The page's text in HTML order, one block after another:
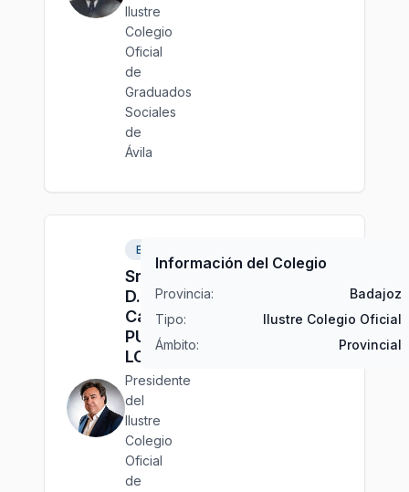
Ilustre
Colegio
Oficial
de
Graduados
Sociales
de
Ávila
Badajoz
Sr.
D.
Carlos
PUEBLA
LORENTE
Presidente
del
Ilustre
Colegio
Oficial
de
Información del Colegio
Provincia:
Badajoz
Tipo:
Ilustre Colegio Oficial
Ámbito:
Provincial